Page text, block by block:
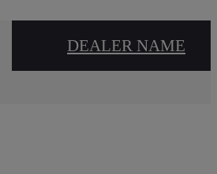
DEALER NAME